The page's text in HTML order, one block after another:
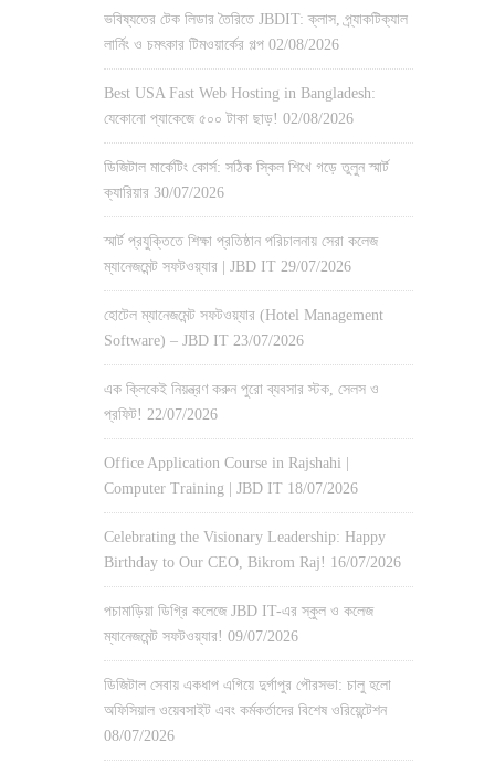
ভবিষ্যতের টেক লিডার তৈরিতে JBDIT: ক্লাস, প্র্যাকটিক্যাল
লার্নিং ও চমৎকার টিমওয়ার্কের গল্প 02/08/2026
Best USA Fast Web Hosting in Bangladesh:
যেকোনো প্যাকেজে ৫০০ টাকা ছাড়! 02/08/2026
ডিজিটাল মার্কেটিং কোর্স: সঠিক স্কিল শিখে গড়ে তুলুন স্মার্ট
ক্যারিয়ার 30/07/2026
স্মার্ট প্রযুক্তিতে শিক্ষা প্রতিষ্ঠান পরিচালনায় সেরা কলেজ
ম্যানেজমেন্ট সফটওয়্যার | JBD IT 29/07/2026
হোটেল ম্যানেজমেন্ট সফটওয়্যার (Hotel Management
Software) – JBD IT 23/07/2026
এক ক্লিকেই নিয়ন্ত্রণ করুন পুরো ব্যবসার স্টক, সেলস ও
প্রফিট! 22/07/2026
Office Application Course in Rajshahi |
Computer Training | JBD IT 18/07/2026
Celebrating the Visionary Leadership: Happy
Birthday to Our CEO, Bikrom Raj! 16/07/2026
পচামাড়িয়া ডিগ্রি কলেজে JBD IT-এর স্কুল ও কলেজ
ম্যানেজমেন্ট সফটওয়্যার! 09/07/2026
ডিজিটাল সেবায় একধাপ এগিয়ে দুর্গাপুর পৌরসভা: চালু হলো
অফিসিয়াল ওয়েবসাইট এবং কর্মকর্তাদের বিশেষ ওরিয়েন্টেশন
08/07/2026